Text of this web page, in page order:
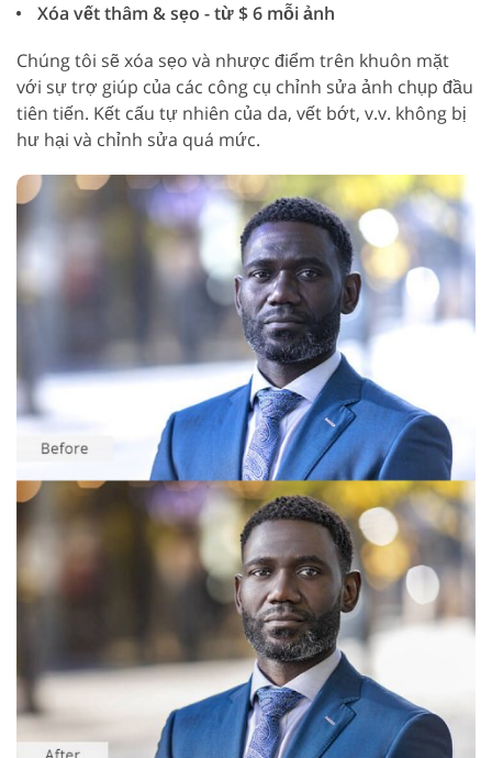
Xóa vết thâm & sẹo - từ $ 6 mỗi ảnh
Chúng tôi sẽ xóa sẹo và nhược điểm trên khuôn mặt
với sự trợ giúp của các công cụ chỉnh sửa ảnh chụp đầu
tiên tiến. Kết cấu tự nhiên của da, vết bớt, v.v. không bị
hư hại và chỉnh sửa quá mức.